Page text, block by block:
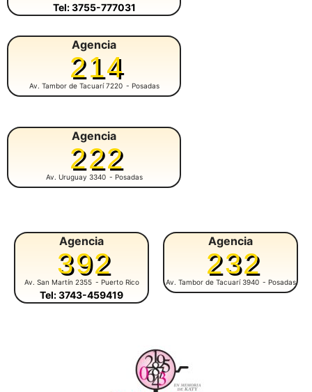
Tel: 3755-777031
Agencia
214
Av. Tambor de Tacuarí 7220 - Posadas
Agencia
222
Av. Uruguay 3340 - Posadas
Agencia
392
Av. San Martín 2355 - Puerto Rico
Tel: 3743-459419
Agencia
232
Av. Tambor de Tacuarí 3940 - Posadas